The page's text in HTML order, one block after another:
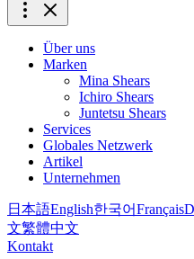
Über uns
Marken
Mina Shears
Ichiro Shears
Juntetsu Shears
Services
Globales Netzwerk
Artikel
Unternehmen
日本語English한국어Français
文繁體中文
Kontakt